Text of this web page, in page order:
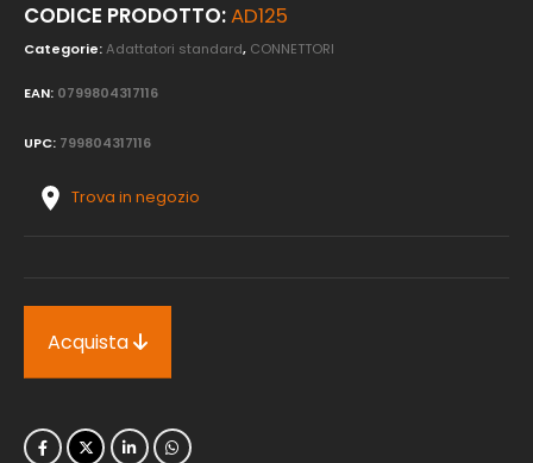
CODICE PRODOTTO:AD125
Categorie:Adattatori standard, CONNETTORI
EAN: 0799804317116
UPC: 799804317116
Trova in negozio
Acquista